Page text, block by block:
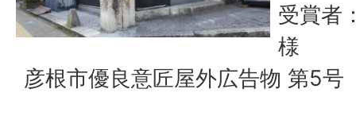
受賞者
様
彦根市優良意匠屋外広告物 第5号